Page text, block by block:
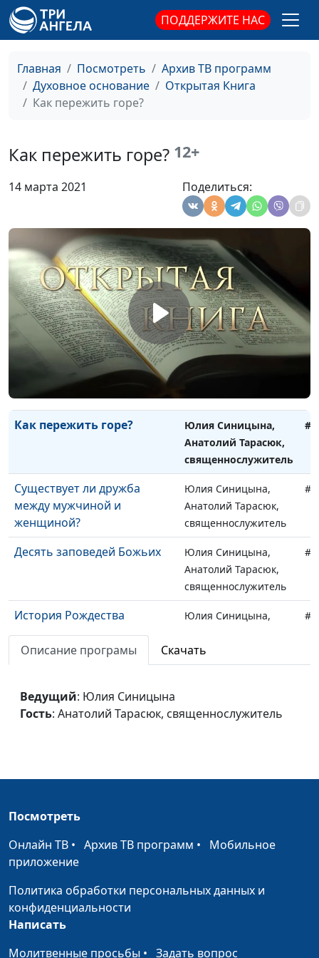
ПОДДЕРЖИТЕ НАС
Главная Посмотреть
Архив ТВ программ
Духовное основание
Открытая Книга
Как пережить горе?
Как пережить горе? 12+
14 марта 2021 Поделиться:
Как добиться успеха в
Юлия Синицына,
священнослужитель,
доктор практического
близкого человека?
Олег Гончаров,
доктор практического
богословия
Правильная
благотворительность
Юлия Синицына,
Олег Гончаров,
священнослужитель,
доктор практического
богословия
Как обрести семейное
счастье?
Юлия Синицына,
Олег Гончаров,
священнослужитель,
доктор практического
богословия
Как пережить горе?
Юлия Синицына,
Анатолий Тарасюк,
священнослужитель
Существует ли дружба
между мужчиной и
женщиной?
Юлия Синицына,
Анатолий Тарасюк,
священнослужитель
Десять заповедей Божьих
Юлия Синицына,
Анатолий Тарасюк,
священнослужитель
История Рождества
Юлия Синицына,
священнослужитель
священнослужитель
священнослужитель
священнослужитель
Зачем нужен муж?
Анатолий Тарасюк,
Каким должен быть
мужчина?
Анатолий Тарасюк,
Описание програмы Скачать
Ведущий: Юлия Синицына
Гость: Анатолий Тарасюк, священнослужитель
Посмотреть
Онлайн ТВ • Архив ТВ программ • Мобильное
приложение
Политика обработки персональных данных и
конфиденциальности
Написать
Молитвенные просьбы • Задать вопрос